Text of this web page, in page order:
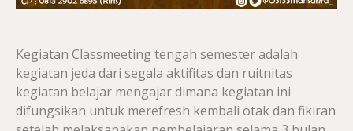
Kegiatan Classmeeting tengah semester adalah
kegiatan jeda dari segala aktifitas dan ruitnitas
kegiatan belajar mengajar dimana kegiatan ini
difungsikan untuk merefresh kembali otak dan fikiran